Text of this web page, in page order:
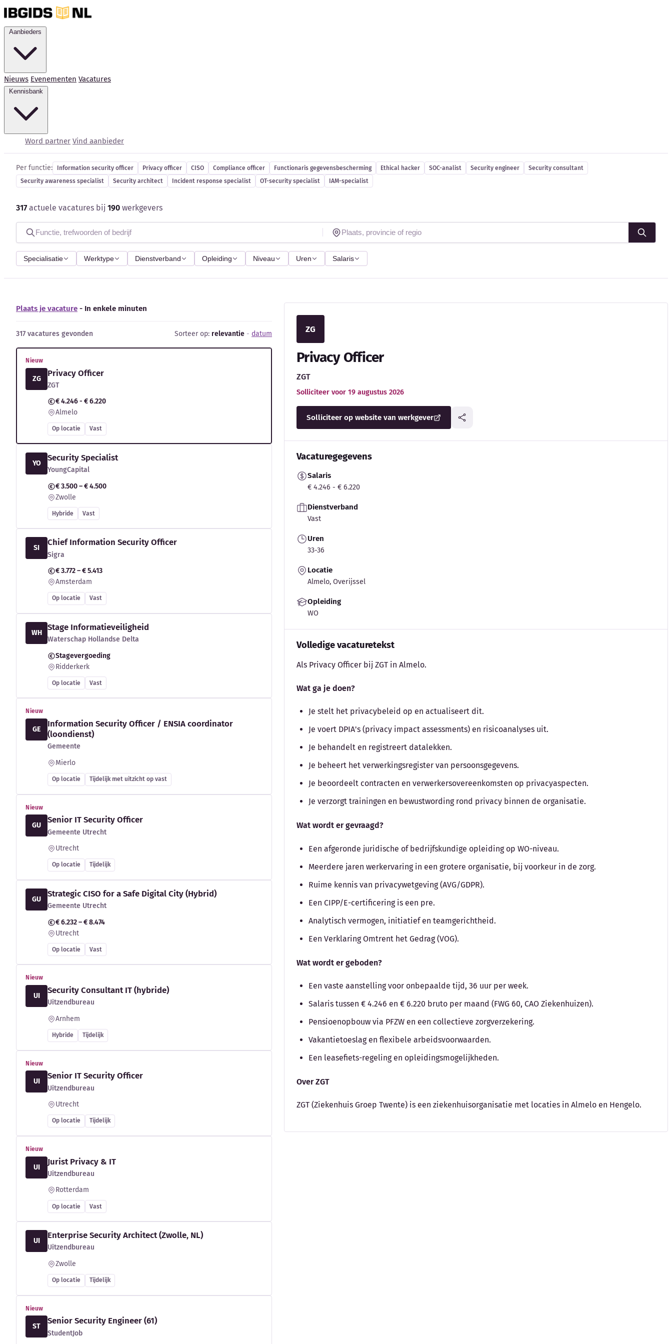
Nieuws Evenementen Vacatures
Word partner Vind aanbieder
Cybersecurity-vacatures
Per functie: Information security officer Privacy officer CISO Compliance officer Functionaris gegevensbescherming Ethical hacker SOC-analist Security engineer
Security consultant
Security awareness specialist
Security architect Incident response specialist OT-security specialist IAM-specialist
317 actuele vacatures bij 190 werkgevers
Specialisatie Werktype Dienstverband Opleiding Niveau Uren Salaris
Plaats je vacature - In enkele minuten
317 vacatures gevonden Sorteer op: relevantie - datum
Nieuw
ZG
Privacy Officer
ZGT
€ 4.246 - € 6.220
Almelo
Op locatie Vast
YO
Security Specialist
YoungCapital
€ 3.500 – € 4.500
Zwolle
Hybride Vast
SI
Chief Information Security Officer
Sigra
€ 3.772 – € 5.413
Amsterdam
Op locatie Vast
WH
Stage Informatieveiligheid
Waterschap Hollandse Delta
Stagevergoeding
Ridderkerk
Op locatie Vast
Nieuw
GE
Information Security Officer / ENSIA coordinator
(loondienst)
Gemeente
Mierlo
Op locatie Tijdelijk met uitzicht op vast
Nieuw
GU
Senior IT Security Officer
Gemeente Utrecht
Utrecht
Op locatie Tijdelijk
GU
Strategic CISO for a Safe Digital City (Hybrid)
Gemeente Utrecht
€ 6.232 – € 8.474
Utrecht
Op locatie Vast
Nieuw
UI
Security Consultant IT (hybride)
Uitzendbureau
Arnhem
Hybride Tijdelijk
Nieuw
UI
Senior IT Security Officer
Uitzendbureau
Utrecht
Op locatie Tijdelijk
Nieuw
UI
Jurist Privacy & IT
Uitzendbureau
Rotterdam
Op locatie Vast
UI
Enterprise Security Architect (Zwolle, NL)
Uitzendbureau
Zwolle
Op locatie Tijdelijk
Nieuw
ST
Senior Security Engineer (61)
StudentJob
ZG
Privacy Officer
ZGT
Solliciteer voor 19 augustus 2026
Solliciteer op website van werkgever
Vacaturegegevens
Salaris
€ 4.246 - € 6.220
Dienstverband
Vast
Uren
33-36
Locatie
Almelo, Overijssel
Opleiding
WO
Volledige vacaturetekst
Als Privacy Officer bij ZGT in Almelo.
Wat ga je doen?
Je stelt het privacybeleid op en actualiseert dit.
Je voert DPIA's (privacy impact assessments) en risicoanalyses uit.
Je behandelt en registreert datalekken.
Je beheert het verwerkingsregister van persoonsgegevens.
Je beoordeelt contracten en verwerkersovereenkomsten op privacyaspecten.
Je verzorgt trainingen en bewustwording rond privacy binnen de organisatie.
Wat wordt er gevraagd?
Een afgeronde juridische of bedrijfskundige opleiding op WO-niveau.
Meerdere jaren werkervaring in een grotere organisatie, bij voorkeur in de zorg.
Ruime kennis van privacywetgeving (AVG/GDPR).
Een CIPP/E-certificering is een pre.
Analytisch vermogen, initiatief en teamgerichtheid.
Een Verklaring Omtrent het Gedrag (VOG).
Wat wordt er geboden?
Een vaste aanstelling voor onbepaalde tijd, 36 uur per week.
Salaris tussen € 4.246 en € 6.220 bruto per maand (FWG 60, CAO Ziekenhuizen).
Pensioenopbouw via PFZW en een collectieve zorgverzekering.
Vakantietoeslag en flexibele arbeidsvoorwaarden.
Een leasefiets-regeling en opleidingsmogelijkheden.
Over ZGT
ZGT (Ziekenhuis Groep Twente) is een ziekenhuisorganisatie met locaties in Almelo en Hengelo.